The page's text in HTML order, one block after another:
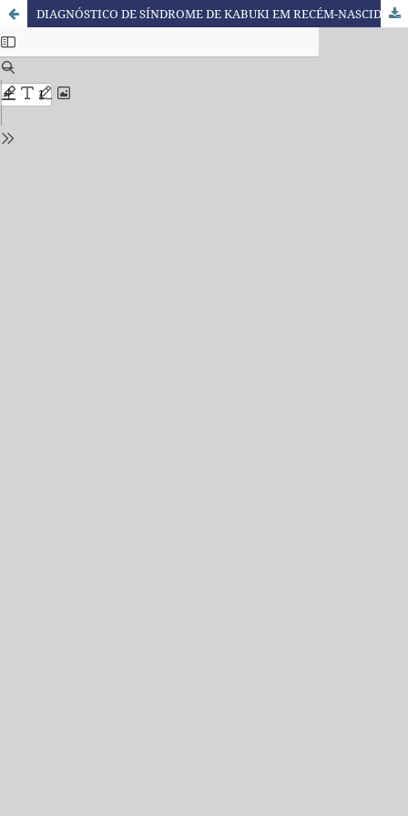
DIAGNÓSTICO DE SÍNDROME DE KABUKI EM RECÉM-NASCIDO COM CARDIOPATIA CONGÊNITA COMPLEXA: RELATO DE CASO